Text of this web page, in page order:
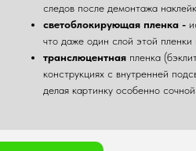
следов после демонтажа
светоблокирующая пленка -
что даже один слой этой пленки
транслюцентная пленка
конструкциях с внутренней
делая картинку особенно сочной.